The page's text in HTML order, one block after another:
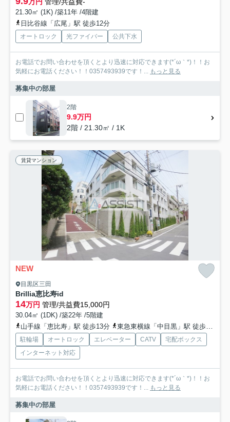
21.30㎡ (1K) /築11年 /4階建
日比谷線「広尾」駅 徒歩12分
オートロック 光ファイバー 公共下水
お電話でお問い合わせを頂くとより迅速に対応できます(*´ω｀*)！！お
気軽にお電話ください！！0357493939です！... もっと見る
募集中の部屋
2階
9.9万円
2階 / 21.30㎡ / 1K
賃貸マンション
NEW
目黒区三田
Brillia恵比寿id
14万円 管理/共益費15,000円
30.04㎡ (1DK) /築22年 /5階建
山手線「恵比寿」駅 徒歩13分
東急東横線「中目黒」駅 徒歩19分
駐輪場 オートロック エレベーター CATV
宅配ボックス
インターネット対応
お電話でお問い合わせを頂くとより迅速に対応できます(*´ω｀*)！！お
気軽にお電話ください！！0357493939です！... もっと見る
募集中の部屋